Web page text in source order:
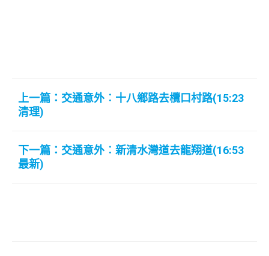
上一篇：交通意外︰十八鄉路去欖口村路(15:23
清理)
下一篇：交通意外︰新清水灣道去龍翔道(16:53
最新)